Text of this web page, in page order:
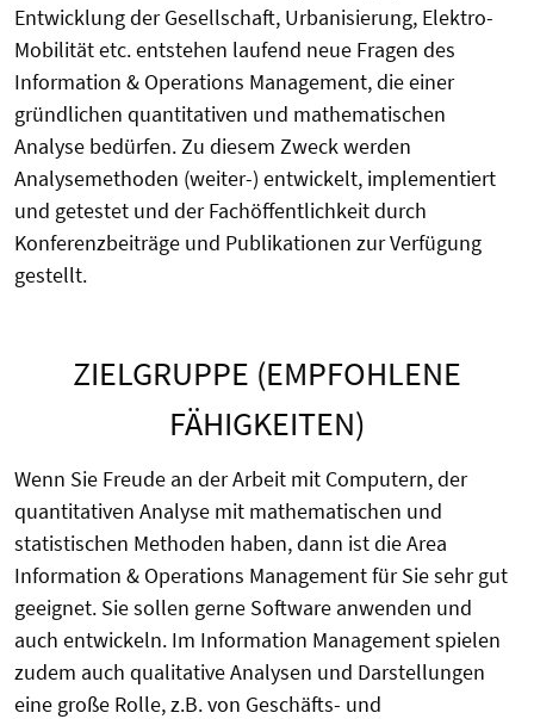
Entwicklung der Gesellschaft, Urbanisierung, Elektro-
Mobilität etc. entstehen laufend neue Fragen des
Information & Operations Management, die einer
gründlichen quantitativen und mathematischen
Analyse bedürfen. Zu diesem Zweck werden
Analysemethoden (weiter-) entwickelt, implementiert
und getestet und der Fachöffentlichkeit durch
Konferenzbeiträge und Publikationen zur Verfügung
gestellt.
ZIELGRUPPE (EMPFOHLENE
FÄHIGKEITEN)
Wenn Sie Freude an der Arbeit mit Computern, der
quantitativen Analyse mit mathematischen und
statistischen Methoden haben, dann ist die Area
Information & Operations Management für Sie sehr gut
geeignet. Sie sollen gerne Software anwenden und
auch entwickeln. Im Information Management spielen
zudem auch qualitative Analysen und Darstellungen
eine große Rolle, z.B. von Geschäfts- und